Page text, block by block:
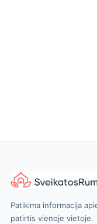
Patikima informacija
patirtis vienoje vietoje.